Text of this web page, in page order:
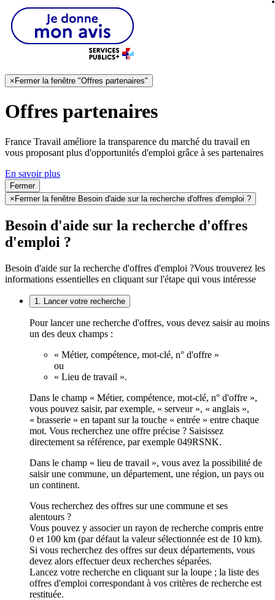
× Fermer la fenêtre "Offres partenaires"
Offres partenaires
France Travail améliore la transparence du marché du travail en
vous proposant plus d'opportunités d'emploi grâce à ses partenaires
En savoir plus
Fermer
× Fermer la fenêtre Besoin d'aide sur la recherche d'offres d'emploi ?
Besoin d'aide sur la recherche d'offres
d'emploi ?
Besoin d'aide sur la recherche d'offres d'emploi ?Vous trouverez les
informations essentielles en cliquant sur l'étape qui vous intéresse
1. Lancer votre recherche
Pour lancer une recherche d'offres, vous devez saisir au moins
un des deux champs :
« Métier, compétence, mot-clé, n° d'offre »
ou
« Lieu de travail ».
Dans le champ « Métier, compétence, mot-clé, n° d'offre »,
vous pouvez saisir, par exemple, « serveur », « anglais »,
« brasserie » en tapant sur la touche « entrée » entre chaque
mot. Vous recherchez une offre précise ? Saisissez
directement sa référence, par exemple 049RSNK.
Dans le champ « lieu de travail », vous avez la possibilité de
saisir une commune, un département, une région, un pays ou
un continent.
Vous recherchez des offres sur une commune et ses
alentours ?
Vous pouvez y associer un rayon de recherche compris entre
0 et 100 km (par défaut la valeur sélectionnée est de 10 km).
Si vous recherchez des offres sur deux départements, vous
devez alors effectuer deux recherches séparées.
Lancez votre recherche en cliquant sur la loupe ; la liste des
offres d'emploi correspondant à vos critères de recherche est
restituée.